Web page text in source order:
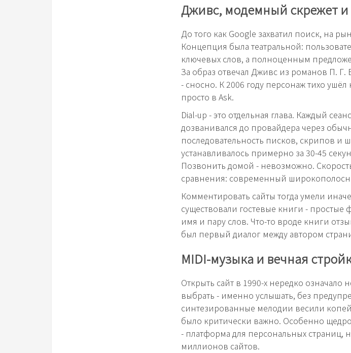
Дживс, модемный скрежет и
До того как Google захватил поиск, на
Концепция была театральной:
ключевых слов, а полноценным
За образ отвечал Дживс из романов П. Г.
- сносно. К 2006 году персонаж тихо
просто в Ask.
Dial-up - это отдельная глава. Каждый
дозванивался до провайдера через
последовательность писков, скрипов
устанавливалось примерно за 30-45
Позвонить домой - невозможно.
сравнения: современный
Комментировать сайты тогда умели
существовали гостевые книги - простые
имя и пару слов. Что-то вроде книги
был первый диалог между автором
MIDI-музыка и вечная
Открыть сайт в 1990-х нередко
выбрать - именно услышать, без
синтезированные мелодии весили
было критически важно. Особенно
- платформа для персональных страниц,
миллионов сайтов.